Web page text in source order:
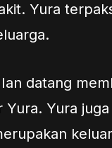
Yura
datang
Yura